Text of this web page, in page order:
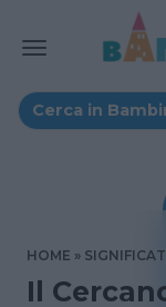
HOME
Il